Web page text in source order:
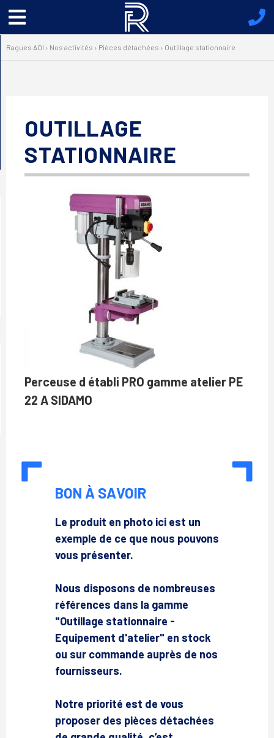
Menu
principal
Ragues AOI › Nos activités › Pièces détachées › Outillage stationnaire
OUTILLAGE
STATIONNAIRE
Perceuse d établi PRO gamme atelier PE
22 A SIDAMO
BON À SAVOIR
Le produit en photo ici est un
exemple de ce que nous pouvons
vous présenter.
Nous disposons de nombreuses
références dans la gamme
"Outillage stationnaire -
Equipement d'atelier" en stock
ou sur commande auprès de nos
fournisseurs.
Notre priorité est de vous
proposer des pièces détachées